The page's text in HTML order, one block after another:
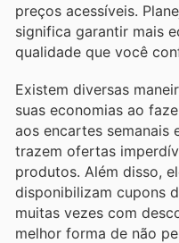
preços acessíveis.
significa garantir mais
qualidade que você
Existem diversas
suas economias ao
aos encartes semanais
trazem ofertas
produtos. Além disso,
disponibilizam cupons
muitas vezes com
melhor forma de não